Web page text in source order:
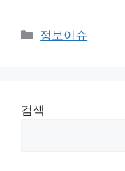
Categories
정보이슈
검색